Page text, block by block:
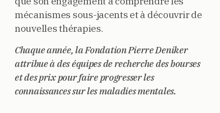
mécanismes sous-jacents et à découvrir de
nouvelles thérapies.
Chaque année, la Fondation Pierre Deniker
attribue à des équipes de recherche des bourses
et des prix pour faire progresser les
connaissances sur les maladies mentales.